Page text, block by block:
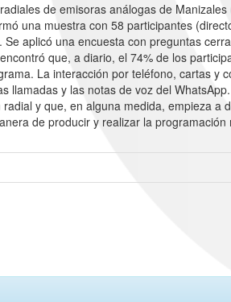
de emisoras análogas de Manizales
una muestra con 58 participantes
aplicó una encuesta con preguntas
que, a diario, el 74% de los
La interacción por teléfono, cartas y
llamadas y las notas de voz del
y que, en alguna medida, empieza a
de producir y realizar la programación